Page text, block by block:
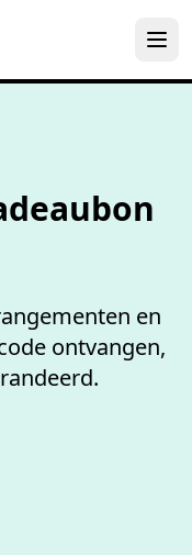
en
ontvangen,